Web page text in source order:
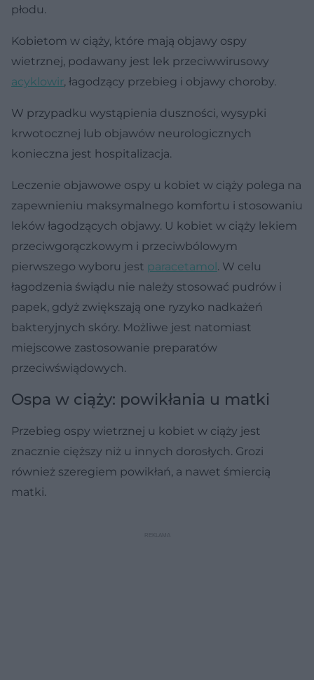
płodu.
Kobietom w ciąży, które mają objawy ospy
wietrznej, podawany jest lek przeciwwirusowy
acyklowir, łagodzący przebieg i objawy choroby.
W przypadku wystąpienia duszności, wysypki
krwotocznej lub objawów neurologicznych
konieczna jest hospitalizacja.
Leczenie objawowe ospy u kobiet w ciąży polega na
zapewnieniu maksymalnego komfortu i stosowaniu
leków łagodzących objawy. U kobiet w ciąży lekiem
przeciwgorączkowym i przeciwbólowym
pierwszego wyboru jest paracetamol. W celu
łagodzenia świądu nie należy stosować pudrów i
papek, gdyż zwiększają one ryzyko nadkażeń
bakteryjnych skóry. Możliwe jest natomiast
miejscowe zastosowanie preparatów
przeciwświądowych.
Ospa w ciąży: powikłania u matki
Przebieg ospy wietrznej u kobiet w ciąży jest
znacznie cięższy niż u innych dorosłych. Grozi
również szeregiem powikłań, a nawet śmiercią
matki.